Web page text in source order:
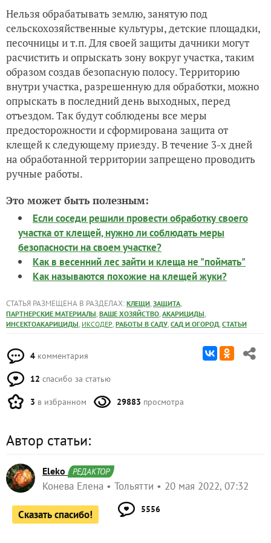
Нельзя обрабатывать землю, занятую под
сельскохозяйственные культуры, детские площадки,
песочницы и т.п. Для своей защиты дачники могут
расчистить и опрыскать зону вокруг участка, таким
образом создав безопасную полосу. Территорию
внутри участка, разрешенную для обработки, можно
опрыскать в последний день выходных, перед
отъездом. Так будут соблюдены все меры
предосторожности и сформирована защита от
клещей к следующему приезду. В течение 3-х дней
на обработанной территории запрещено проводить
ручные работы.
Это может быть полезным:
Если соседи решили провести обработку своего
участка от клещей, нужно ли соблюдать меры
безопасности на своем участке?
Как в весенний лес зайти и клеща не "поймать"
Как называются похожие на клещей жуки?
СТАТЬЯ РАЗМЕЩЕНА В РАЗДЕЛАХ: КЛЕЩИ, ЗАЩИТА,
ПАРТНЕРСКИЕ МАТЕРИАЛЫ, ВАШЕ ХОЗЯЙСТВО, АКАРИЦИДЫ,
ИНСЕКТОАКАРИЦИДЫ, ИКСОДЕР, РАБОТЫ В САДУ, САД И ОГОРОД, СТАТЬИ
4 комментария
12 спасибо за статью
3 в избранном 29883 просмотра
Автор статьи:
Eleko РЕДАКТОР
Конева Елена Тольятти 20 мая 2022, 07:32
Сказать спасибо! 5556